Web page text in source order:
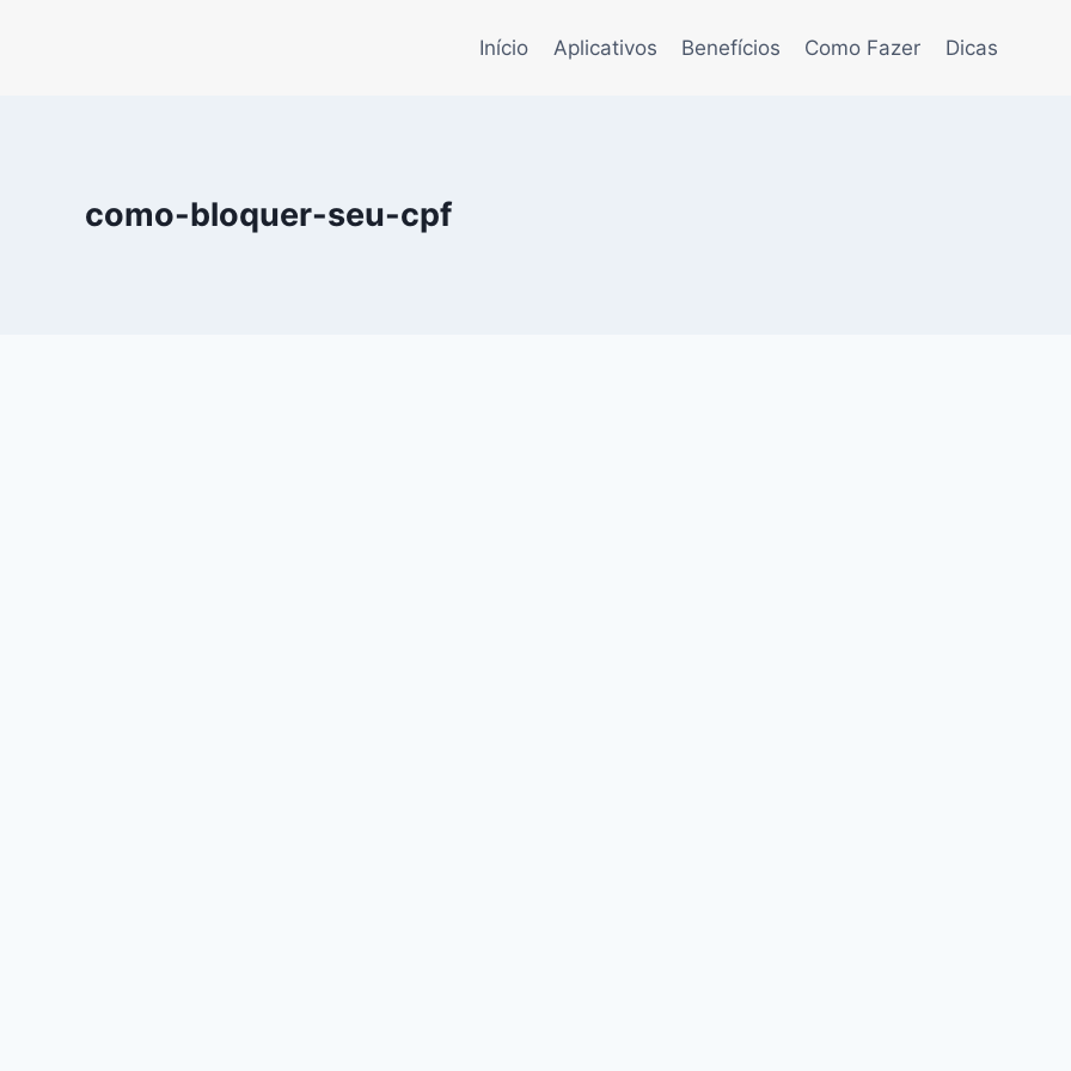
Início Aplicativos Benefícios Como Fazer Dicas
como-bloquer-seu-cpf